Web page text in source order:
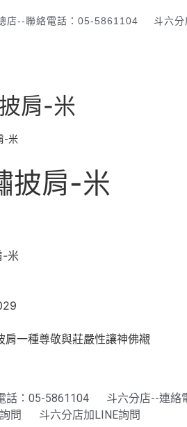
店--聯絡電話：05-5861104 斗六
肩-米
-米
披肩-米
-米
肩一種尊敬與莊嚴性讓神佛襯
話：05-5861104 斗六分店--連絡
問
斗六分店加LINE詢問